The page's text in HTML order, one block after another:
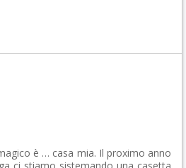
è … casa mia. Il proximo anno